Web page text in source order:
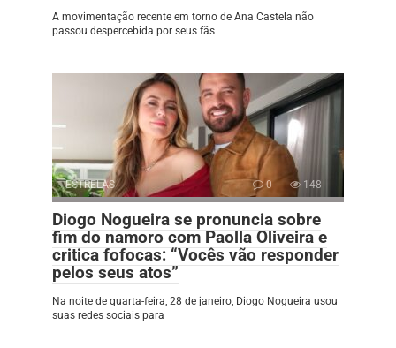
A movimentação recente em torno de Ana Castela não
passou despercebida por seus fãs
ESTRELAS 0 148
Diogo Nogueira se pronuncia sobre
fim do namoro com Paolla Oliveira e
critica fofocas: “Vocês vão responder
pelos seus atos”
Na noite de quarta-feira, 28 de janeiro, Diogo Nogueira usou
suas redes sociais para